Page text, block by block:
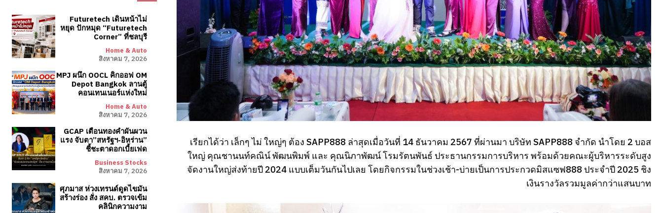
Futuretech เดินหน้าไม่
หยุด ปักหมุด “Futuretech
Corner” ที่ชลบุรี
Home & Auto
สิงหาคม 7, 2026
MPJ ผนึก OOCL คิกออฟ OM
Depot Bangkok ลานตู้
คอนเทนเนอร์แห่งใหม่
Home & Auto
สิงหาคม 7, 2026
GCAP เตือนทองคำผันผวน
แรง จับตา”สหรัฐฯ-อิหร่าน”
ชี้ชะตาดอกเบี้ยเฟด
Business Stocks
สิงหาคม 7, 2026
ศุภมาส ห่วงเทรนด์ดูดไขมัน
สร้างร่อง สั่ง สคบ. ตรวจเข้ม
คลินิกความงาม
เรียกได้ว่า เล็กๆ ไม่ ใหญ่ๆ ต้อง SAPP888 ล่าสุดเมื่อวันที่ 14 ธันวาคม 2567 ที่ผ่านมา บริษัท SAPP888 จำกัด นำโดย 2 บอส
ใหญ่ คุณชานนท์คณิน์ พัฒนพิมพ์ และ คุณนิภาพัฒน์ โรมรัตนพันธ์ ประธานกรรมการบริหาร พร้อมด้วยคณะผู้บริหารระดับสูง
จัดงานใหญ่ส่งท้ายปี 2024 แบบเต็มวันกันไปเลย โดยกิจกรรมในช่วงเช้า-บ่ายเป็นการประกวดมิสแซฟ888 ประจำปี 2025 ชิง
เงินรางวัลรวมมูลค่ากว่าแสนบาท